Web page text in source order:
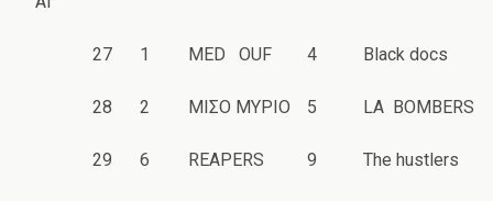
27 1 MED OUF 4 Black docs
28 2 ΜΙΣΟ ΜΥΡΙΟ 5 LA BOMBERS
29 6 REAPERS 9 The hustlers